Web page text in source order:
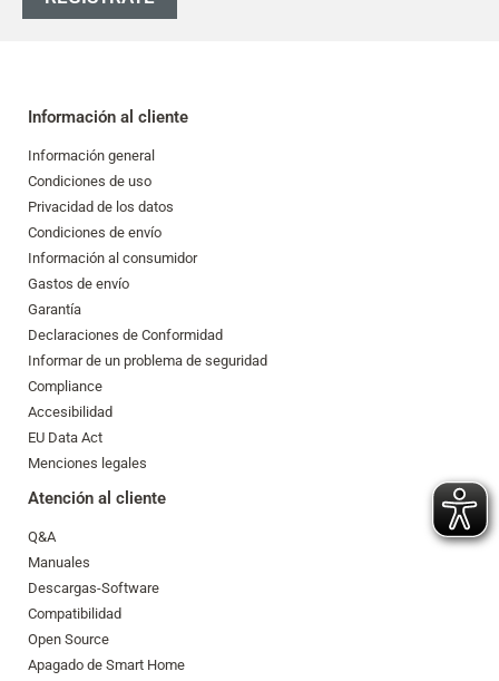
Información al cliente
Información general
Condiciones de uso
Privacidad de los datos
Condiciones de envío
Información al consumidor
Gastos de envío
Garantía
Declaraciones de Conformidad
Informar de un problema de seguridad
Compliance
Accesibilidad
EU Data Act
Menciones legales
Atención al cliente
Q&A
Manuales
Descargas-Software
Compatibilidad
Open Source
Apagado de Smart Home